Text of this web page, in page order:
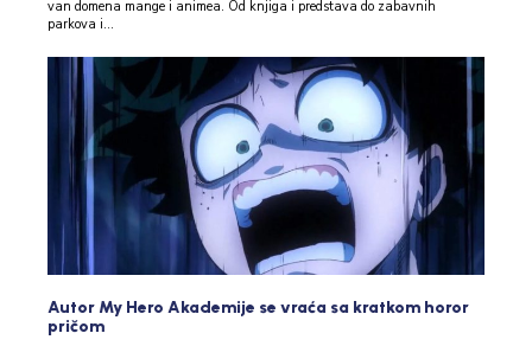
van domena mange i animea. Od knjiga i predstava do zabavnih
parkova i...
Autor My Hero Akademije se vraća sa kratkom horor
pričom